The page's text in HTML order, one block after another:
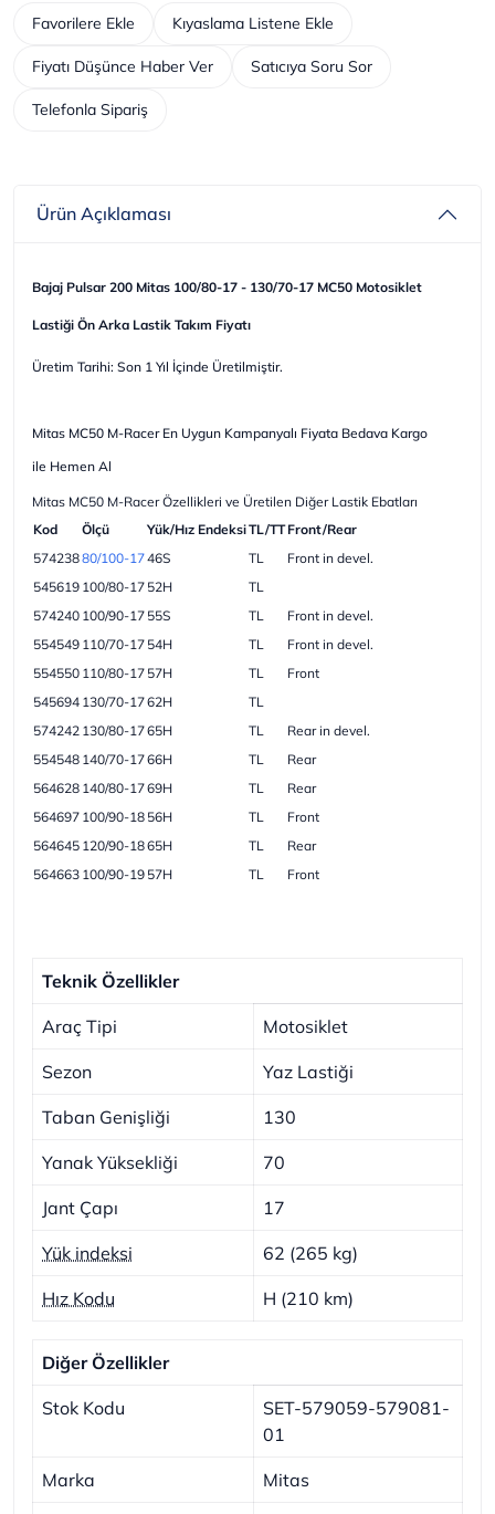
Telefonla Sipariş
Kıyaslama Listene Ekle
Favorilere Ekle
Fiyatı Düşünce Haber Ver Satıcıya Soru Sor
Ürün Açıklaması
Bajaj Pulsar 200 Mitas 100/80-17 - 130/70-17 MC50 Motosiklet
Lastiği Ön Arka Lastik Takım Fiyatı
Üretim Tarihi: Son 1 Yıl İçinde Üretilmiştir.
Mitas MC50 M-Racer En Uygun Kampanyalı Fiyata Bedava Kargo
ile Hemen Al
Mitas MC50 M-Racer Özellikleri ve Üretilen Diğer Lastik Ebatları
Kod
Ölçü Yük/Hız EndeksiTL/TT Front/Rear
57423880/100-1746S TL
Front in devel.
545619 100/80-17 52H
TL
574240 100/90-17 55S TL
Front in devel.
554549 110/70-17 54H TL
Front in devel.
554550 110/80-17 57H TL
Front
545694 130/70-1762H
TL
574242 130/80-1765H TL
Rear in devel.
554548 140/70-1766H TL
Rear
564628 140/80-1769H TL
Rear
564697 100/90-18 56H TL
Front
564645 120/90-1865H TL
Rear
564663 100/90-19 57H TL Front
Teknik Özellikler
Araç Tipi Motosiklet
Sezon Yaz Lastiği
Taban Genişliği 130
Yanak Yüksekliği 70
Jant Çapı 17
Yük indeksi 62 (265 kg)
Hız Kodu H (210 km)
Diğer Özellikler
Stok Kodu
SET-579059-579081-
01
Marka Mitas